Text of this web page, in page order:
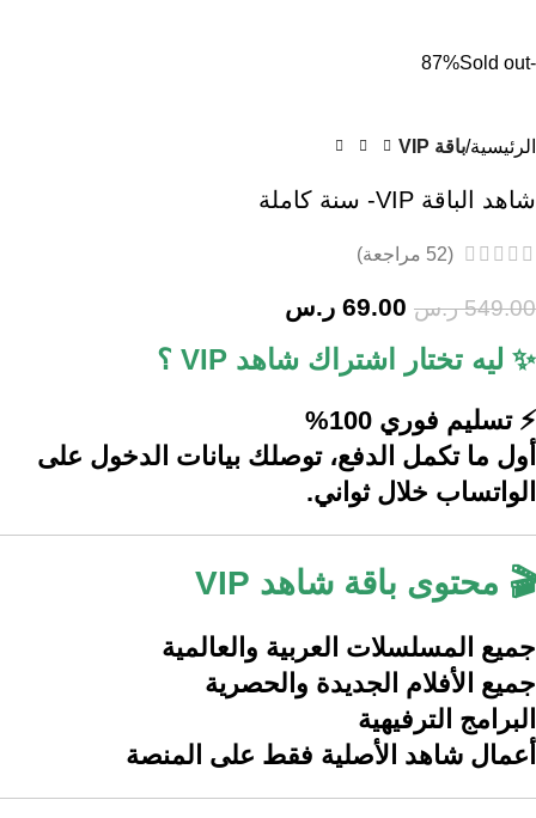
-87%
Sold out
الرئيسية باقة VIP
شاهد الباقة VIP- سنة كاملة
(
52 مراجعة)
549.00 ر.س 69.00 ر.س
✨ ليه تختار اشتراك شاهد VIP ؟
⚡️ تسليم فوري 100%
أول ما تكمل الدفع، توصلك بيانات الدخول على
الواتساب خلال ثواني.
🎬 محتوى باقة شاهد VIP
جميع المسلسلات العربية والعالمية
جميع الأفلام الجديدة والحصرية
البرامج الترفيهية
أعمال شاهد الأصلية فقط على المنصة